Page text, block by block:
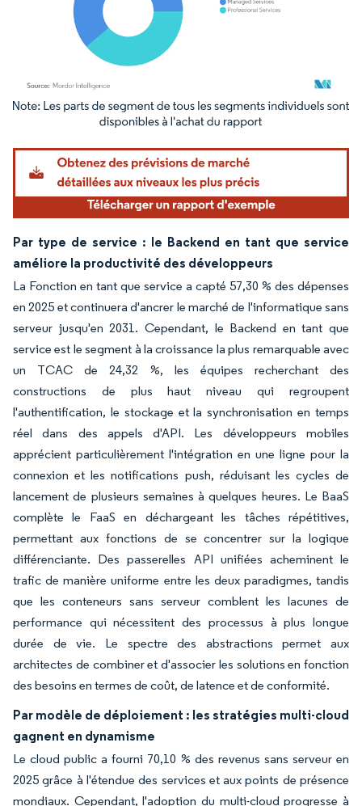
Image © Mordor Intelligence. La réutilisation nécessite une attribution sous CC BY
Par type de service : le Backend en tant que service
améliore la productivité des développeurs
La Fonction en tant que service a capté 57,30 % des dépenses
en 2025 et continuera d'ancrer le marché de l'informatique sans
serveur jusqu'en 2031. Cependant, le Backend en tant que
service est le segment à la croissance la plus remarquable avec
un TCAC de 24,32 %, les équipes recherchant des
constructions de plus haut niveau qui regroupent
l'authentification, le stockage et la synchronisation en temps
réel dans des appels d'API. Les développeurs mobiles
apprécient particulièrement l'intégration en une ligne pour la
connexion et les notifications push, réduisant les cycles de
lancement de plusieurs semaines à quelques heures. Le BaaS
complète le FaaS en déchargeant les tâches répétitives,
permettant aux fonctions de se concentrer sur la logique
différenciante. Des passerelles API unifiées acheminent le
trafic de manière uniforme entre les deux paradigmes, tandis
que les conteneurs sans serveur comblent les lacunes de
performance qui nécessitent des processus à plus longue
durée de vie. Le spectre des abstractions permet aux
architectes de combiner et d'associer les solutions en fonction
des besoins en termes de coût, de latence et de conformité.
Par modèle de déploiement : les stratégies multi-cloud
gagnent en dynamisme
Le cloud public a fourni 70,10 % des revenus sans serveur en
2025 grâce à l'étendue des services et aux points de présence
mondiaux. Cependant, l'adoption du multi-cloud progresse à